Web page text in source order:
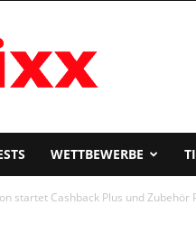
WETTBEWERBE
startet Cashback Plus und Zubehör